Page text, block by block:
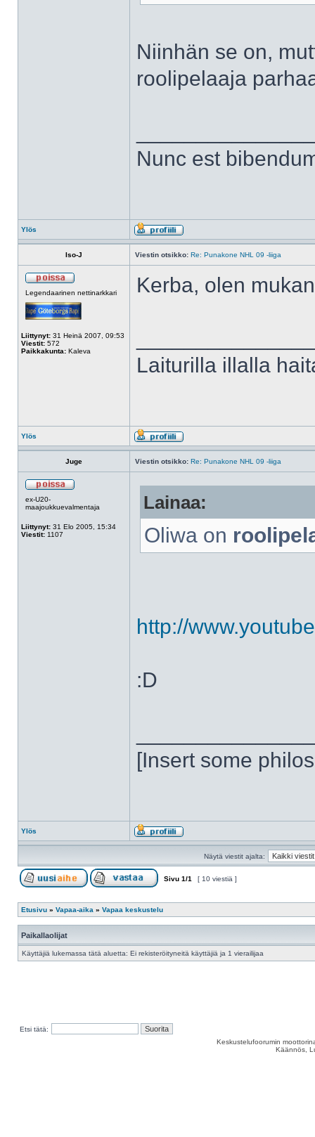
Niinhän se on,
roolipelaaja
Nunc est
Ylös
Iso-J Viestin otsikko: Re: Punakone NHL 09 -liiga
Legendaarinen nettinarkkari
Liittynyt: 31 Heinä 2007, 09:53
Viestit: 572
Paikkakunta: Kaleva
Kerba, olen
Laiturilla illalla
Ylös
Juge Viestin otsikko: Re: Punakone NHL 09 -liiga
ex-U20-
maajoukkuevalmentaja
Liittynyt: 31 Elo 2005, 15:34
Viestit: 1107
Lainaa:
Oliwa on
http://
:D
[Insert some
Ylös
Näytä viestit ajalta:
Sivu 1/1 [ 10 viestiä ]
Etusivu » Vapaa-aika » Vapaa keskustelu
Paikallaolijat
Käyttäjiä lukemassa tätä aluetta: Ei rekisteröityneitä käyttäjiä ja 1 vierailijaa
Etsi tätä:
Keskustelufoorumin
Käännös,